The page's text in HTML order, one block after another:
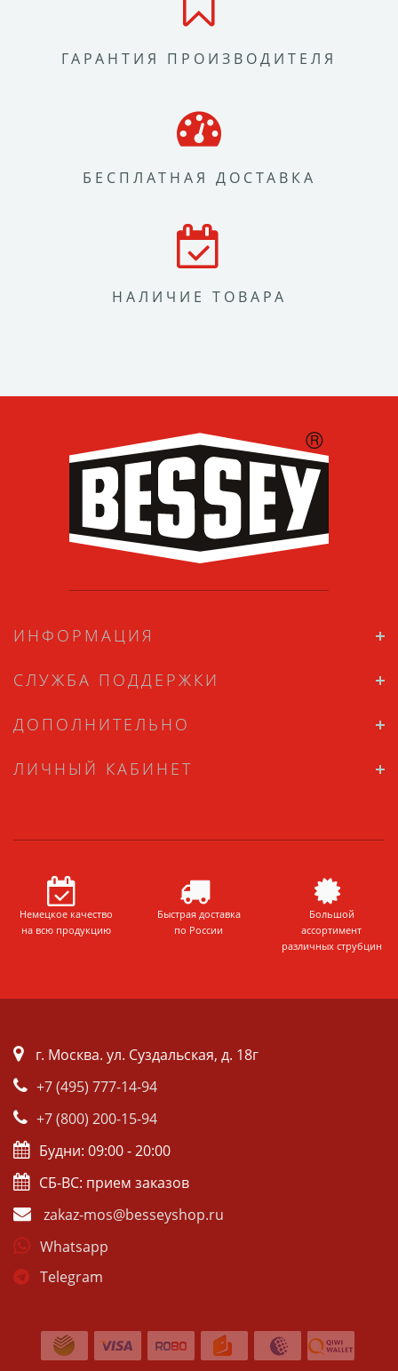
ГАРАНТИЯ ПРОИЗВОДИТЕЛЯ
БЕСПЛАТНАЯ ДОСТАВКА
НАЛИЧИЕ ТОВАРА
ИНФОРМАЦИЯ
СЛУЖБА ПОДДЕРЖКИ
ДОПОЛНИТЕЛЬНО
ЛИЧНЫЙ КАБИНЕТ
Немецкое качество
на всю продукцию
Быстрая доставка
по России
Большой
ассортимент
различных струбцин
г. Москва. ул. Суздальская, д. 18г
+7 (495) 777-14-94
+7 (800) 200-15-94
Будни: 09:00 - 20:00
СБ-ВС: прием заказов
zakaz-mos@besseyshop.ru
Whatsapp
Telegram